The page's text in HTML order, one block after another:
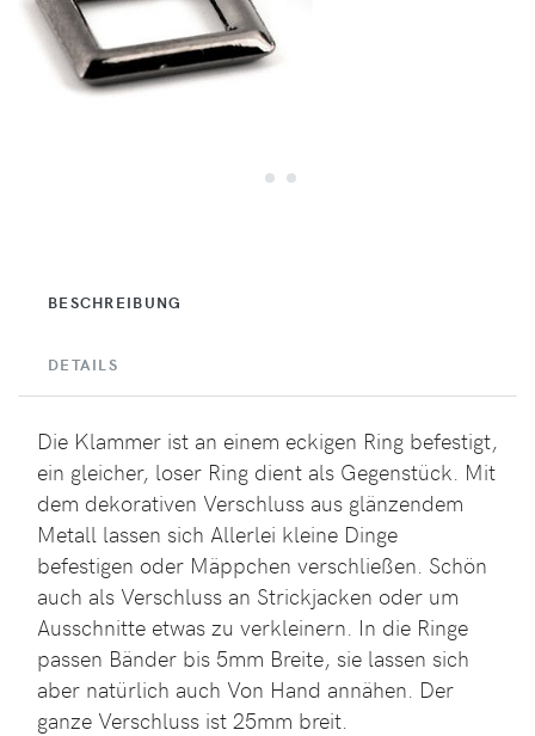
BESCHREIBUNG
DETAILS
Die Klammer ist an einem eckigen Ring befestigt,
ein gleicher, loser Ring dient als Gegenstück. Mit
dem dekorativen Verschluss aus glänzendem
Metall lassen sich Allerlei kleine Dinge
befestigen oder Mäppchen verschließen. Schön
auch als Verschluss an Strickjacken oder um
Ausschnitte etwas zu verkleinern. In die Ringe
passen Bänder bis 5mm Breite, sie lassen sich
aber natürlich auch Von Hand annähen. Der
ganze Verschluss ist 25mm breit.